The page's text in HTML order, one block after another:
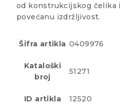
od konstrukcijskog čelika
povećanu izdržljivost.
Šifra artikla 0409976
Kataloški
broj
51271
ID artikla 12520